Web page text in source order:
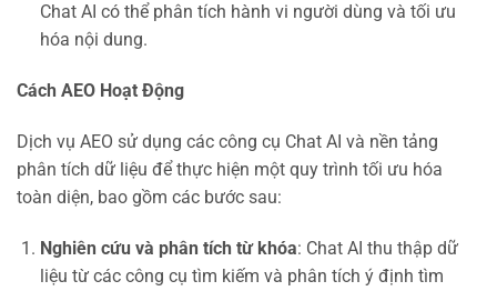
Chat AI có thể phân tích hành vi người dùng và tối ưu
hóa nội dung.
Cách AEO Hoạt Động
Dịch vụ AEO sử dụng các công cụ Chat AI và nền tảng
phân tích dữ liệu để thực hiện một quy trình tối ưu hóa
toàn diện, bao gồm các bước sau:
Nghiên cứu và phân tích từ khóa: Chat AI thu thập dữ
liệu từ các công cụ tìm kiếm và phân tích ý định tìm